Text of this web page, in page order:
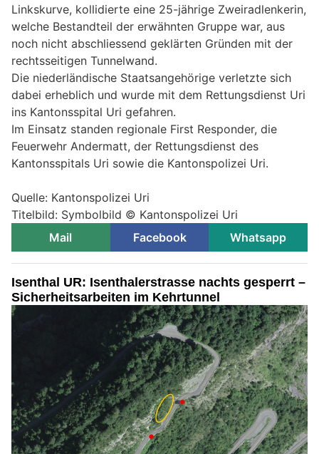
Linkskurve, kollidierte eine 25-jährige Zweiradlenkerin,
welche Bestandteil der erwähnten Gruppe war, aus
noch nicht abschliessend geklärten Gründen mit der
rechtsseitigen Tunnelwand.
Die niederländische Staatsangehörige verletzte sich
dabei erheblich und wurde mit dem Rettungsdienst Uri
ins Kantonsspital Uri gefahren.
Im Einsatz standen regionale First Responder, die
Feuerwehr Andermatt, der Rettungsdienst des
Kantonsspitals Uri sowie die Kantonspolizei Uri.
Quelle: Kantonspolizei Uri
Titelbild: Symbolbild © Kantonspolizei Uri
Mail
Facebook Whatsapp
Isenthal UR: Isenthalerstrasse nachts gesperrt –
Sicherheitsarbeiten im Kehrtunnel